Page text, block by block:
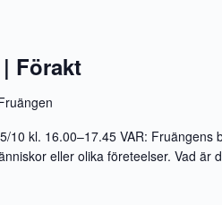
Förakt
10 kl. 16.00–17.45 VAR: Fruängens
eller olika företeelser. Vad är